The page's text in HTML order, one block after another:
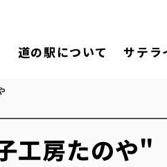
道の駅について サテラ
工房たのや"